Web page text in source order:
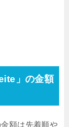
」の金額
額は先着順や